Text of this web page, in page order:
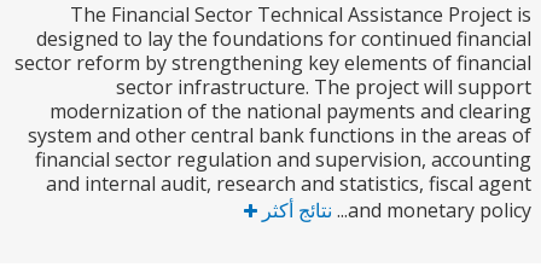
The Financial Sector Technical Assistance
designed to lay the foundations for continued
sector reform by strengthening key elements of
sector infrastructure. The project will
modernization of the national payments and
system and other central bank functions in the
financial sector regulation and supervision,
and internal audit, research and statistics, fiscal
and monetary نتائج أكثر